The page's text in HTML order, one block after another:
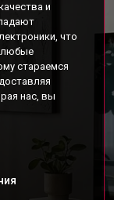
и
что
любые
стараемся
нас, вы